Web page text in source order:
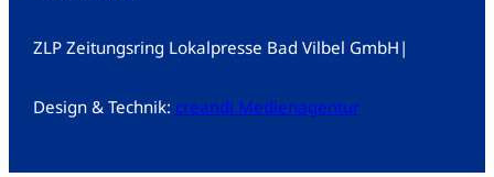
ZLP Zeitungsring Lokalpresse Bad Vilbel GmbH |
Design & Technik: creandi Medienagentur